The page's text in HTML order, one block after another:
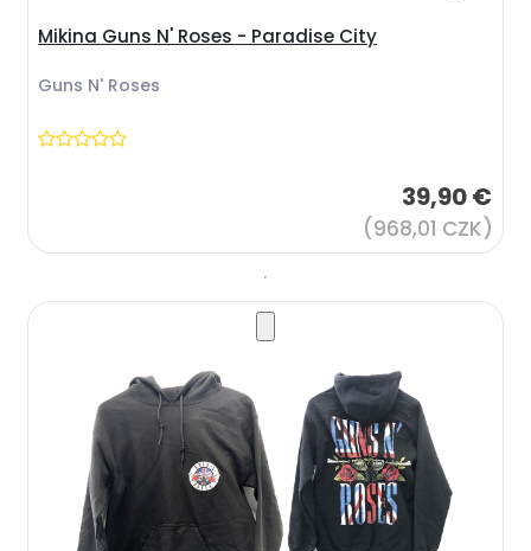
Mikina Guns N' Roses - Paradise City
Guns N' Roses
39,90 €
(968,01 CZK)